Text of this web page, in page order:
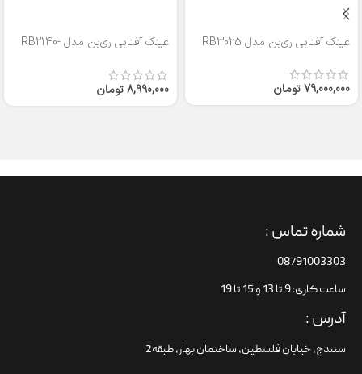
عینک آفتابی ری‌بن مدل RB3025
79,000,000تومان
عینک آفتابی ری‌بن مدل RB2140-
8,990,000تومان
شماره تماس :
08791003303
ساعت کاری: 9 تا 13 و 15 تا 19
آدرس :
سنندج، خیابان فلسطین،‌ ساختمان بهار، طبقه2